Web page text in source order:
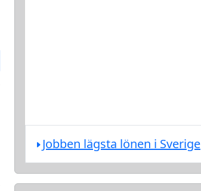
Jobben lägsta lönen i Sverige